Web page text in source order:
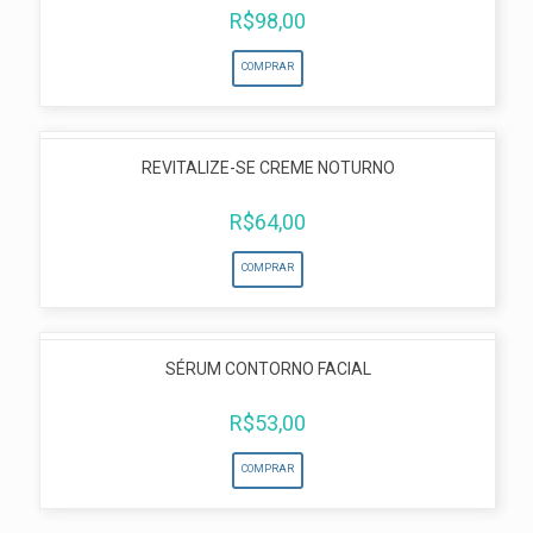
R$98,00
COMPRAR
REVITALIZE-SE CREME NOTURNO
R$64,00
COMPRAR
SÉRUM CONTORNO FACIAL
R$53,00
COMPRAR